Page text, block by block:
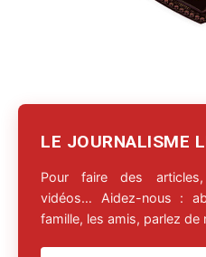
LE JOURNALISME
Pour faire des articles,
vidéos… Aidez-nous :
famille, les amis, parlez de